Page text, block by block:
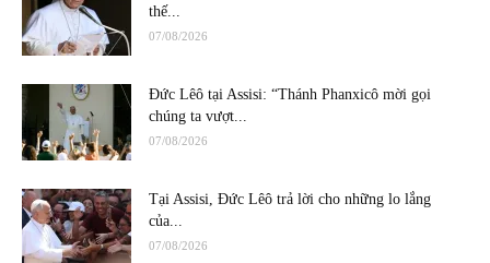
thế...
07/08/2026
Đức Lêô tại Assisi: “Thánh Phanxicô mời gọi
chúng ta vượt...
07/08/2026
Tại Assisi, Đức Lêô trả lời cho những lo lắng
của...
07/08/2026